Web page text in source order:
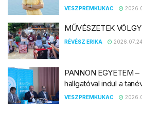
VESZPREMKUKAC
MŰVÉSZETEK
RÉVÉSZ ERIKA 2026.07.24.
PANNON EGYETEM
hallgatóval indul a
VESZPREMKUKAC